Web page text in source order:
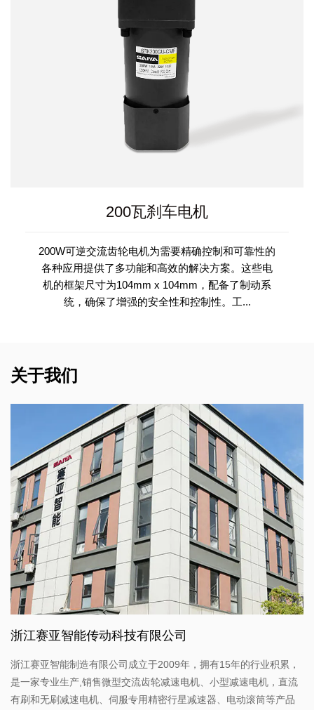
200瓦刹车电机
200W可逆交流齿轮电机为需要精确控制和可靠性的
各种应用提供了多功能和高效的解决方案。这些电
机的框架尺寸为104mm x 104mm，配备了制动系
统，确保了增强的安全性和控制性。工...
关于我们
浙江赛亚智能传动科技有限公司
浙江赛亚智能制造有限公司成立于2009年，拥有15年的行业积累，
是一家专业生产,销售微型交流齿轮减速电机、小型减速电机，直流
有刷和无刷减速电机、伺服专用精密行星减速器、电动滚筒等产品